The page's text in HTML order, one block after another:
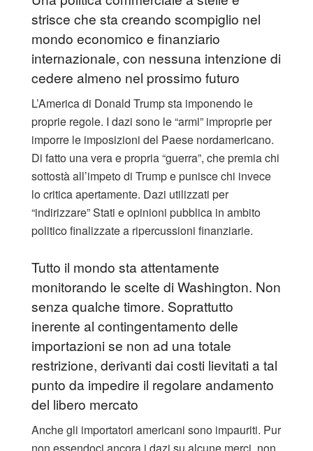
strisce che sta creando scompiglio nel
mondo economico e finanziario
internazionale, con nessuna intenzione di
cedere almeno nel prossimo futuro
L’America di Donald Trump sta imponendo le
proprie regole. I dazi sono le “armi” improprie per
imporre le imposizioni del Paese nordamericano.
Di fatto una vera e propria “guerra”, che premia chi
sottostà all’impeto di Trump e punisce chi invece
lo critica apertamente. Dazi utilizzati per
“indirizzare” Stati e opinioni pubblica in ambito
politico finalizzate a ripercussioni finanziarie.
Tutto il mondo sta attentamente
monitorando le scelte di Washington. Non
senza qualche timore. Soprattutto
inerente al contingentamento delle
importazioni se non ad una totale
restrizione, derivanti dai costi lievitati a tal
punto da impedire il regolare andamento
del libero mercato
Anche gli importatori americani sono impauriti. Pur